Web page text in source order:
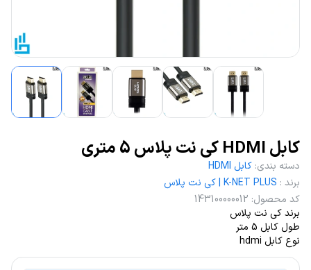
کابل HDMI کی نت پلاس 5 متری
دسته بندی: کابل HDMI
برند : K-NET PLUS | کی نت پلاس
کد محصول:
143100000012
برند کی نت پلاس
طول کابل 5 متر
نوع کابل hdmi